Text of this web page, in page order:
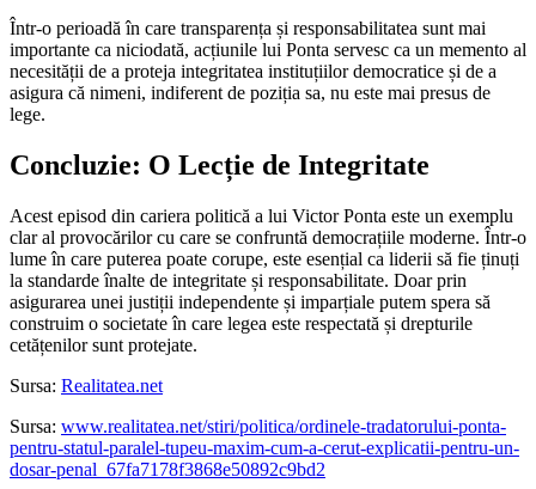
Într-o perioadă în care transparența și responsabilitatea sunt mai
importante ca niciodată, acțiunile lui Ponta servesc ca un memento al
necesității de a proteja integritatea instituțiilor democratice și de a
asigura că nimeni, indiferent de poziția sa, nu este mai presus de
lege.
Concluzie: O Lecție de Integritate
Acest episod din cariera politică a lui Victor Ponta este un exemplu
clar al provocărilor cu care se confruntă democrațiile moderne. Într-o
lume în care puterea poate corupe, este esențial ca liderii să fie ținuți
la standarde înalte de integritate și responsabilitate. Doar prin
asigurarea unei justiții independente și imparțiale putem spera să
construim o societate în care legea este respectată și drepturile
cetățenilor sunt protejate.
Sursa: Realitatea.net
Sursa: www.realitatea.net/stiri/politica/ordinele-tradatorului-ponta-
pentru-statul-paralel-tupeu-maxim-cum-a-cerut-explicatii-pentru-un-
dosar-penal_67fa7178f3868e50892c9bd2